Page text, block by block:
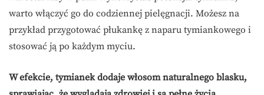
warto włączyć go do codziennej pielęgnacji. Możesz na
przykład przygotować płukankę z naparu tymiankowego i
stosować ją po każdym myciu.
W efekcie, tymianek dodaje włosom naturalnego blasku,